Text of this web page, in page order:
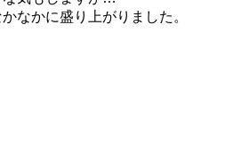
なかに盛り上がりました。